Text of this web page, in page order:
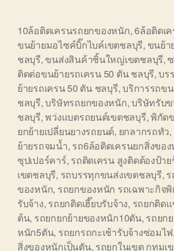
10ล้อติดเครนรถยกของหนัก,6ล้อติดเ
ขนย้ายมอไซค์บิ๊กไบค์เขตชลบุรี, ขนย้า
ชลบุรี, ขนส่งสินค้าชิ้นใหญ่เขตชลบุรี,
ติดต่อขนย้ายรถเครน 50 ตัน ชลบุรี,บร
ย้ายรถเครน 50 ตัน ชลบุรี,บริการรถข
ชลบุรี,บริษัทรถยกของหนัก,บริษัทรับข
ชลบุรี,พว่งแบตรถยนต์เขตชลบุรี,พิกัด
ยกย้ายเปลี่ยนยางรถยนต์, ยกลากรถทัว,
ย้ายรถจมน้ำ, รถ6ล้อติดเครนยกสิ่งขอ
ซุปเปอร์คาร์, รถติดเครน สูงติดต้องป้า
เขตชลบุรี, รถบรรทุกขนส่งเขตชลบุรี,
ของหนัก, รถยกของหนัก รถเฉพาะกิจพิ
รับจ้าง, รถยกติดเฮี๊ยบรับจ้าง, รถยกติด
ต้น, รถยกยกย้ายของหนัก10ตัน, รถยก
หนัก5ตัน, รถยกรถกะเช้ารับจ้างซ่อมไฟ,
สิ่งของหนักเป็นตัน, รถยกในเขต กทมเ